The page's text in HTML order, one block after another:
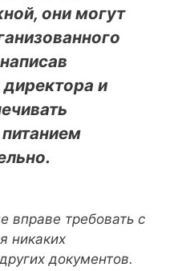
они могут
и
вправе требовать с
никаких
документов.